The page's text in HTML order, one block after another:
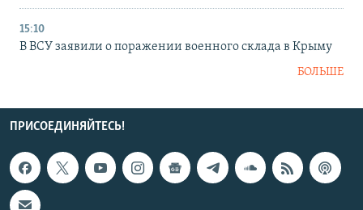
15:10
В ВСУ заявили о поражении военного склада в Крыму
БОЛЬШЕ
ПРИСОЕДИНЯЙТЕСЬ!